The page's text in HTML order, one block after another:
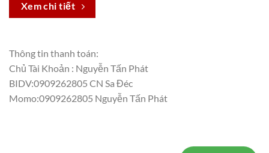
Xem chi tiết
Thông tin thanh toán:
Chủ Tài Khoản : Nguyễn Tấn Phát
BIDV:0909262805 CN Sa Đéc
Momo:0909262805 Nguyễn Tấn Phát